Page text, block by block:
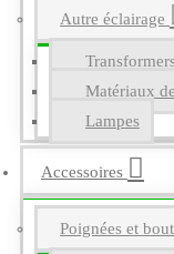
Autre éclairage
Transformers
Matériaux
Lampes
Accessoires
Poignées et